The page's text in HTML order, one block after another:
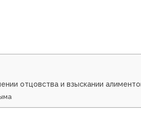
отцовства и взыскании